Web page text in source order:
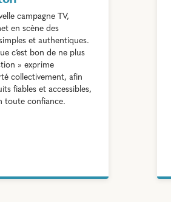
campagne TV,
en scène des
et authentiques.
c’est bon de ne plus
» exprime
collectivement, afin
fiables et accessibles,
toute confiance.